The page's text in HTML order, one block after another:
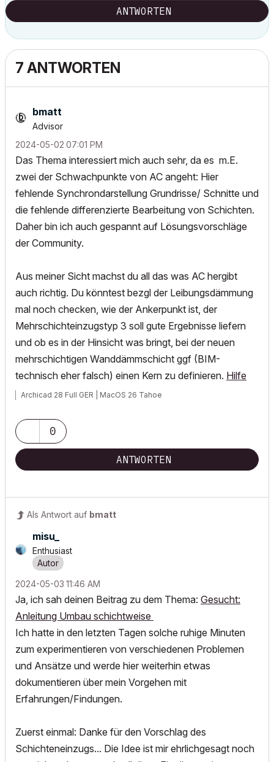
ANTWORTEN
7 ANTWORTEN
bmatt
Advisor
‎2024-05-02 07:01 PM
Das Thema interessiert mich auch sehr, da es m.E.
zwei der Schwachpunkte von AC angeht: Hier
fehlende Synchrondarstellung Grundrisse/ Schnitte und
die fehlende differenzierte Bearbeitung von Schichten.
Daher bin ich auch gespannt auf Lösungsvorschläge
der Community.
Aus meiner Sicht machst du all das was AC hergibt
auch richtig. Du könntest bezgl der Leibungsdämmung
mal noch checken, wie der Ankerpunkt ist, der
Mehrschichteinzugstyp 3 soll gute Ergebnisse liefern
und ob es in der Hinsicht was bringt, bei der neuen
mehrschichtigen Wanddämmschicht ggf (BIM-
technisch eher falsch) einen Kern zu definieren. Hilfe
Archicad 28 Full GER | MacOS 26 Tahoe
0
ANTWORTEN
Als Antwort auf bmatt
misu_
Enthusiast
‎2024-05-03 11:46 AM
Ja, ich sah deinen Beitrag zu dem Thema: Gesucht:
Anleitung Umbau schichtweise
Ich hatte in den letzten Tagen solche ruhige Minuten
zum experimentieren von verschiedenen Problemen
und Ansätze und werde hier weiterhin etwas
dokumentieren über mein Vorgehen mit
Erfahrungen/Findungen.
Zuerst einmal: Danke für den Vorschlag des
Schichteneinzugs... Die Idee ist mir ehrlichgesagt noch